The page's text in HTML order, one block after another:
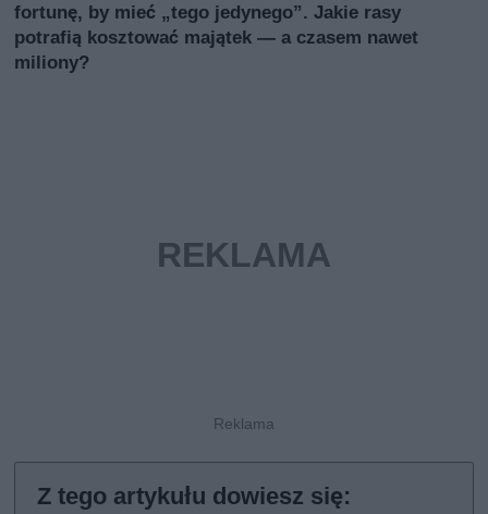
fortunę, by mieć „tego jedynego”. Jakie rasy
potrafią kosztować majątek — a czasem nawet
miliony?